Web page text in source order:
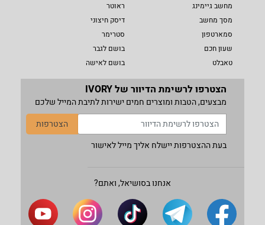
מחשב גיימינג
מסך מחשב
סמארטפון
שעון חכם
טאבלט
ראוטר
דיסק חיצוני
סטרימר
בושם לגבר
בושם לאישה
הצטרפו לרשימת הדיוור של IVORY
מבצעים, הטבות ומוצרים חמים ישירות לתיבת המייל שלכם
הצטרפות
בעת ההצטרפות יישלח אליך מייל לאישור
אנחנו בסושיאל, ואתם?